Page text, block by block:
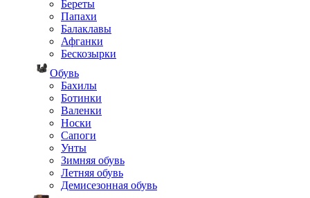
Береты
Папахи
Балаклавы
Афганки
Бескозырки
Обувь
Бахилы
Ботинки
Валенки
Носки
Сапоги
Унты
Зимняя обувь
Летняя обувь
Демисезонная обувь